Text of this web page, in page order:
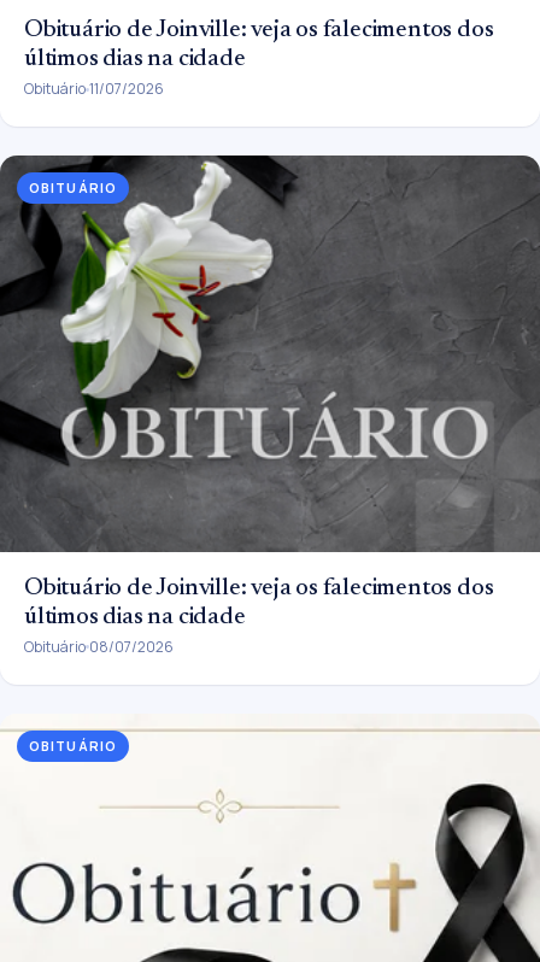
Obituário de Joinville: veja os falecimentos dos
últimos dias na cidade
Obituário11/07/2026
OBITUÁRIO
Obituário de Joinville: veja os falecimentos dos
últimos dias na cidade
Obituário 08/07/2026
OBITUÁRIO